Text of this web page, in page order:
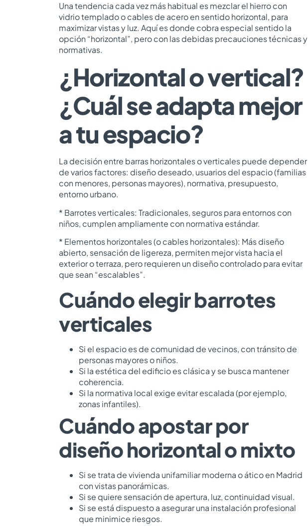
Una tendencia cada vez más habitual es mezclar el hierro con
vidrio templado o cables de acero en sentido horizontal, para
maximizar vistas y luz. Aquí es donde cobra especial sentido la
opción “horizontal”, pero con las debidas precauciones técnicas y
normativas.
¿Horizontal o vertical?
¿Cuál se adapta mejor
a tu espacio?
La decisión entre barras horizontales o verticales puede depender
de varios factores: diseño deseado, usuarios del espacio (familias
con menores, personas mayores), normativa, presupuesto,
entorno urbano.
* Barrotes verticales: Tradicionales, seguros para entornos con
niños, cumplen ampliamente con normativa estándar.
* Elementos horizontales (o cables horizontales): Más diseño
abierto, sensación de ligereza, permiten mejor vista hacia el
exterior o terraza, pero requieren un diseño controlado para evitar
que sean “escalables”.
Cuándo elegir barrotes
verticales
Si el espacio es de comunidad de vecinos, con tránsito de
personas mayores o niños.
Si la estética del edificio es clásica y se busca mantener
coherencia.
Si la normativa local exige evitar escalada (por ejemplo,
zonas infantiles).
Cuándo apostar por
diseño horizontal o mixto
Si se trata de vivienda unifamiliar moderna o ático en Madrid
con vistas panorámicas.
Si se quiere sensación de apertura, luz, continuidad visual.
Si se está dispuesto a asegurar una instalación profesional
que minimice riesgos.